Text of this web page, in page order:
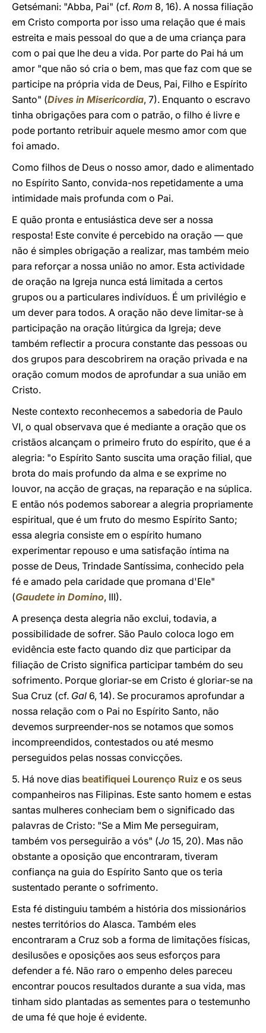
Getsémani: "Abba, Pai" (cf. Rom 8, 16). A nossa filiação
em Cristo comporta por isso uma relação que é mais
estreita e mais pessoal do que a de uma criança para
com o pai que lhe deu a vida. Por parte do Pai há um
amor "que não só cria o bem, mas que faz com que se
participe na própria vida de Deus, Pai, Filho e Espírito
Santo" (Dives in Misericordia, 7). Enquanto o escravo
tinha obrigações para com o patrão, o filho é livre e
pode portanto retribuir aquele mesmo amor com que
foi amado.
Como filhos de Deus o nosso amor, dado e alimentado
no Espírito Santo, convida-nos repetidamente a uma
intimidade mais profunda com o Pai.
E quão pronta e entusiástica deve ser a nossa
resposta! Este convite é percebido na oração — que
não é simples obrigação a realizar, mas também meio
para reforçar a nossa união no amor. Esta actividade
de oração na Igreja nunca está limitada a certos
grupos ou a particulares indivíduos. É um privilégio e
um dever para todos. A oração não deve limitar-se à
participação na oração litúrgica da Igreja; deve
também reflectir a procura constante das pessoas ou
dos grupos para descobrirem na oração privada e na
oração comum modos de aprofundar a sua união em
Cristo.
Neste contexto reconhecemos a sabedoria de Paulo
VI, o qual observava que é mediante a oração que os
cristãos alcançam o primeiro fruto do espírito, que é a
alegria: "o Espírito Santo suscita uma oração filial, que
brota do mais profundo da alma e se exprime no
louvor, na acção de graças, na reparação e na súplica.
E então nós podemos saborear a alegria propriamente
espiritual, que é um fruto do mesmo Espírito Santo;
essa alegria consiste em o espírito humano
experimentar repouso e uma satisfação íntima na
posse de Deus, Trindade Santíssima, conhecido pela
fé e amado pela caridade que promana d'Ele"
(Gaudete in Domino, III).
A presença desta alegria não exclui, todavia, a
possibilidade de sofrer. São Paulo coloca logo em
evidência este facto quando diz que participar da
filiação de Cristo significa participar também do seu
sofrimento. Porque gloriar-se em Cristo é gloriar-se na
Sua Cruz (cf. Gal 6, 14). Se procuramos aprofundar a
nossa relação com o Pai no Espírito Santo, não
devemos surpreender-nos se notamos que somos
incompreendidos, contestados ou até mesmo
perseguidos pelas nossas convicções.
5. Há nove dias beatifiquei Lourenço Ruiz e os seus
companheiros nas Filipinas. Este santo homem e estas
santas mulheres conheciam bem o significado das
palavras de Cristo: "Se a Mim Me perseguiram,
também vos perseguirão a vós" (Jo 15, 20). Mas não
obstante a oposição que encontraram, tiveram
confiança na guia do Espírito Santo que os teria
sustentado perante o sofrimento.
Esta fé distinguiu também a história dos missionários
nestes territórios do Alasca. Também eles
encontraram a Cruz sob a forma de limitações físicas,
desilusões e oposições aos seus esforços para
defender a fé. Não raro o empenho deles pareceu
encontrar poucos resultados durante a sua vida, mas
tinham sido plantadas as sementes para o testemunho
de uma fé que hoje é evidente.